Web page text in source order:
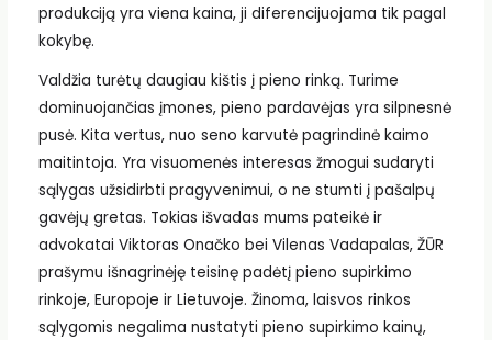
produkciją yra viena kaina, ji diferencijuojama tik pagal
kokybę.
Valdžia turėtų daugiau kištis į pieno rinką. Turime
dominuojančias įmones, pieno pardavėjas yra silpnesnė
pusė. Kita vertus, nuo seno karvutė pagrindinė kaimo
maitintoja. Yra visuomenės interesas žmogui sudaryti
sąlygas užsidirbti pragyvenimui, o ne stumti į pašalpų
gavėjų gretas. Tokias išvadas mums pateikė ir
advokatai Viktoras Onačko bei Vilenas Vadapalas, ŽŪR
prašymu išnagrinėję teisinę padėtį pieno supirkimo
rinkoje, Europoje ir Lietuvoje. Žinoma, laisvos rinkos
sąlygomis negalima nustatyti pieno supirkimo kainų,